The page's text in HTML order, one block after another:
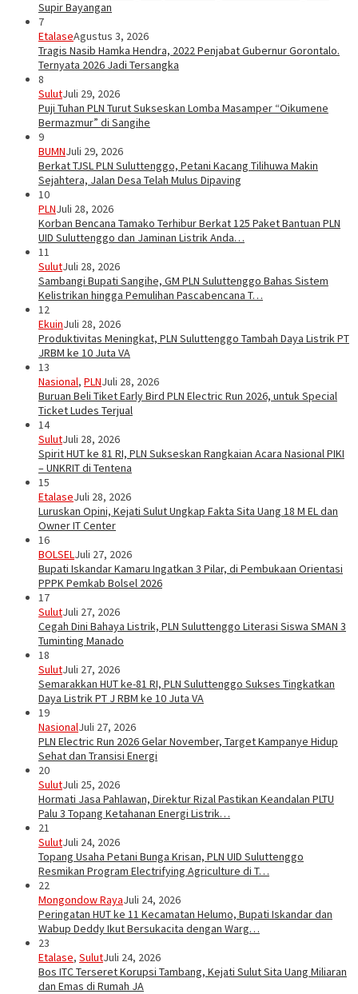
Supir Bayangan
7
EtalaseAgustus 3, 2026
Tragis Nasib Hamka Hendra, 2022 Penjabat Gubernur Gorontalo.
Ternyata 2026 Jadi Tersangka
8
SulutJuli 29, 2026
Puji Tuhan PLN Turut Sukseskan Lomba Masamper “Oikumene
Bermazmur” di Sangihe
9
BUMNJuli 29, 2026
Berkat TJSL PLN Suluttenggo, Petani Kacang Tilihuwa Makin
Sejahtera, Jalan Desa Telah Mulus Dipaving
10
PLNJuli 28, 2026
Korban Bencana Tamako Terhibur Berkat 125 Paket Bantuan PLN
UID Suluttenggo dan Jaminan Listrik Anda…
11
SulutJuli 28, 2026
Sambangi Bupati Sangihe, GM PLN Suluttenggo Bahas Sistem
Kelistrikan hingga Pemulihan Pascabencana T…
12
EkuinJuli 28, 2026
Produktivitas Meningkat, PLN Suluttenggo Tambah Daya Listrik PT
JRBM ke 10 Juta VA
13
Nasional, PLNJuli 28, 2026
Buruan Beli Tiket Early Bird PLN Electric Run 2026, untuk Special
Ticket Ludes Terjual
14
SulutJuli 28, 2026
Spirit HUT ke 81 RI, PLN Sukseskan Rangkaian Acara Nasional PIKI
– UNKRIT di Tentena
15
EtalaseJuli 28, 2026
Luruskan Opini, Kejati Sulut Ungkap Fakta Sita Uang 18 M EL dan
Owner IT Center
16
BOLSELJuli 27, 2026
Bupati Iskandar Kamaru Ingatkan 3 Pilar, di Pembukaan Orientasi
PPPK Pemkab Bolsel 2026
17
SulutJuli 27, 2026
Cegah Dini Bahaya Listrik, PLN Suluttenggo Literasi Siswa SMAN 3
Tuminting Manado
18
SulutJuli 27, 2026
Semarakkan HUT ke-81 RI, PLN Suluttenggo Sukses Tingkatkan
Daya Listrik PT J RBM ke 10 Juta VA
19
NasionalJuli 27, 2026
PLN Electric Run 2026 Gelar November, Target Kampanye Hidup
Sehat dan Transisi Energi
20
SulutJuli 25, 2026
Hormati Jasa Pahlawan, Direktur Rizal Pastikan Keandalan PLTU
Palu 3 Topang Ketahanan Energi Listrik…
21
SulutJuli 24, 2026
Topang Usaha Petani Bunga Krisan, PLN UID Suluttenggo
Resmikan Program Electrifying Agriculture di T…
22
Mongondow RayaJuli 24, 2026
Peringatan HUT ke 11 Kecamatan Helumo, Bupati Iskandar dan
Wabup Deddy Ikut Bersukacita dengan Warg…
23
Etalase, SulutJuli 24, 2026
Bos ITC Terseret Korupsi Tambang, Kejati Sulut Sita Uang Miliaran
dan Emas di Rumah JA